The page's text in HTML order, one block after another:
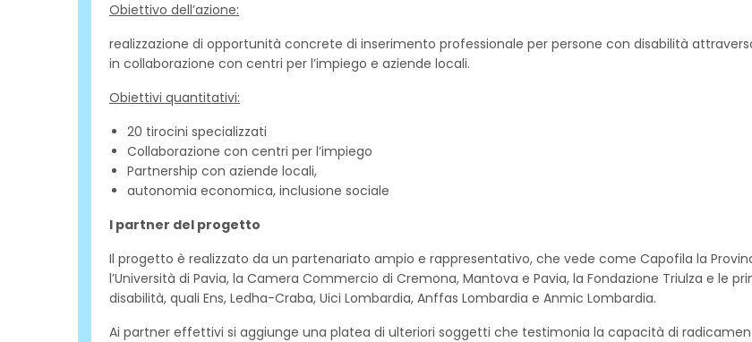
Obiettivo dell’azione:
realizzazione di opportunità concrete di inserimento professionale per persone con disabilità
in collaborazione con centri per l’impiego e aziende locali.
Obiettivi quantitativi:
20 tirocini specializzati
Collaborazione con centri per l’impiego
Partnership con aziende locali,
autonomia economica, inclusione sociale
I partner del progetto
Il progetto è realizzato da un partenariato ampio e rappresentativo, che vede come Capofila la
l’Università di Pavia, la Camera Commercio di Cremona, Mantova e Pavia, la Fondazione Triulza e le
disabilità, quali Ens, Ledha-Craba, Uici Lombardia, Anffas Lombardia e Anmic Lombardia.
Ai partner effettivi si aggiunge una platea di ulteriori soggetti che testimonia la capacità di